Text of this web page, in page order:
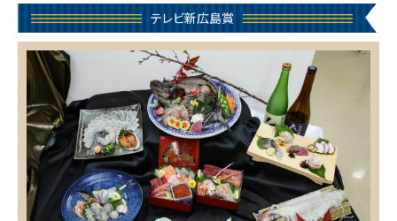
テレビ新広島賞